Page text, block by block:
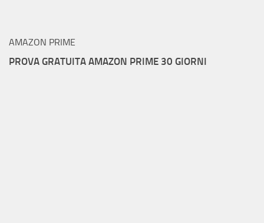
AMAZON PRIME
PROVA GRATUITA AMAZON PRIME 30 GIORNI